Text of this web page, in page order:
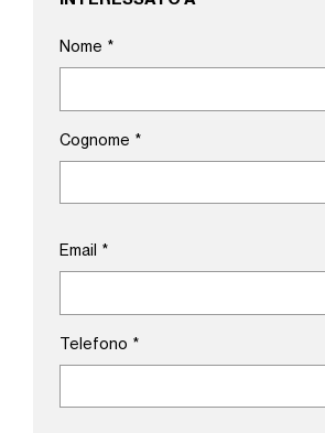
Nome *
Cognome *
Email *
Telefono *